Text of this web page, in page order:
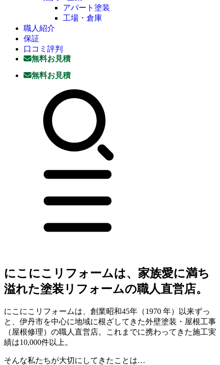
アパート塗装
工場・倉庫
職人紹介
保証
口コミ評判
無料お見積
無料お見積
にこにこリフォームは、家族愛に満ち
溢れた塗装リフォームの職人直営店。
にこにこリフォームは、創業昭和45年（1970 年）以来ずっ
と、伊丹市を中心に地域に根ざしてきた外壁塗装・屋根工事
（屋根修理）の職人直営店。これまでに携わってきた施工実
績は10,000件以上。
そんな私たちが大切にしてきたことは…